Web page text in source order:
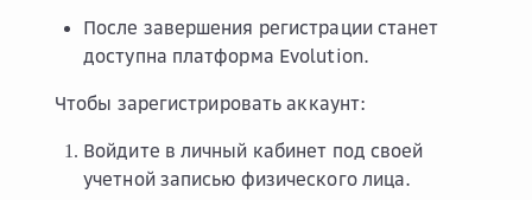
После завершения регистрации станет
доступна платформа Evolution.
Чтобы зарегистрировать аккаунт:
Войдите в личный кабинет под своей
учетной записью физического лица.